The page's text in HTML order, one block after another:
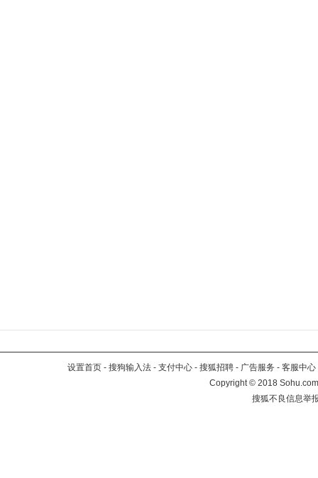
设置首页 - 搜狗输入法 - 支付中心 - 搜狐招聘 - 广告服务 - 客服中心
Copyright©2018
搜狐不良信息举